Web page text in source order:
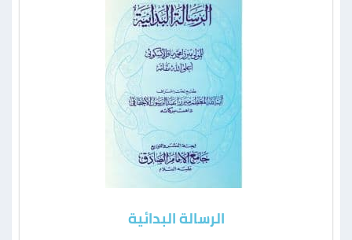
الرسالة البدائية